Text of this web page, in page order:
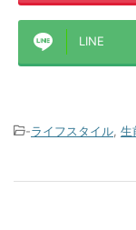
LINE
-ライフスタイル, 生